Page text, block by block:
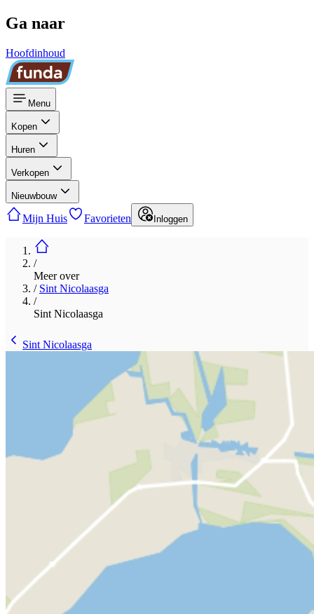
Ga naar
Hoofdinhoud
Menu
Kopen
Huren
Verkopen
Nieuwbouw
Mijn Huis Favorieten Inloggen
/
Meer over
/ Sint Nicolaasga
/
Sint Nicolaasga
Sint Nicolaasga